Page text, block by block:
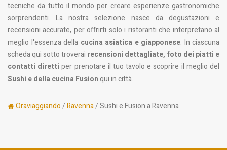
tecniche da tutto il mondo per creare esperienze gastronomiche
sorprendenti. La nostra selezione nasce da degustazioni e
recensioni accurate, per offrirti solo i ristoranti che interpretano al
meglio l'essenza della cucina asiatica e giapponese. In ciascuna
scheda qui sotto troverai recensioni dettagliate, foto dei piatti e
contatti diretti per prenotare il tuo tavolo e scoprire il meglio del
Sushi e della cucina Fusionqui in città.
Oraviaggiando/Ravenna/ Sushi e Fusion a Ravenna